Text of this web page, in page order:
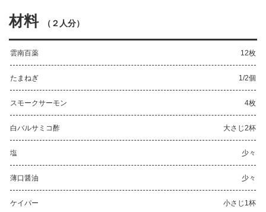
材料 （ ２人分）
雲南百薬 12枚
たまねぎ 1/2個
スモークサーモン 4枚
白バルサミコ酢 大さじ2杯
塩 少々
薄口醤油 少々
ケイパー 小さじ1杯